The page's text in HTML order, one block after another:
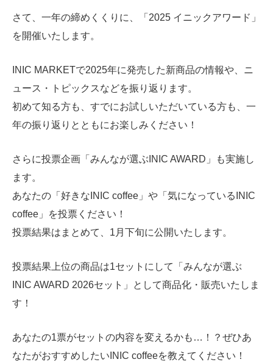
さて、一年の締めくくりに、「2025 イニックアワード」
を開催いたします。
INIC MARKETで2025年に発売した新商品の情報や、ニ
ュース・トピックスなどを振り返ります。
初めて知る方も、すでにお試しいただいている方も、一
年の振り返りとともにお楽しみください！
さらに投票企画「みんなが選ぶINIC AWARD」も実施し
ます。
あなたの「好きなINIC coffee」や「気になっているINIC
coffee」を投票ください！
投票結果はまとめて、1月下旬に公開いたします。
投票結果上位の商品は1セットにして「みんなが選ぶ
INIC AWARD 2026セット」として商品化・販売いたしま
す！
あなたの1票がセットの内容を変えるかも…！？ぜひあ
なたがおすすめしたいINIC coffeeを教えてください！